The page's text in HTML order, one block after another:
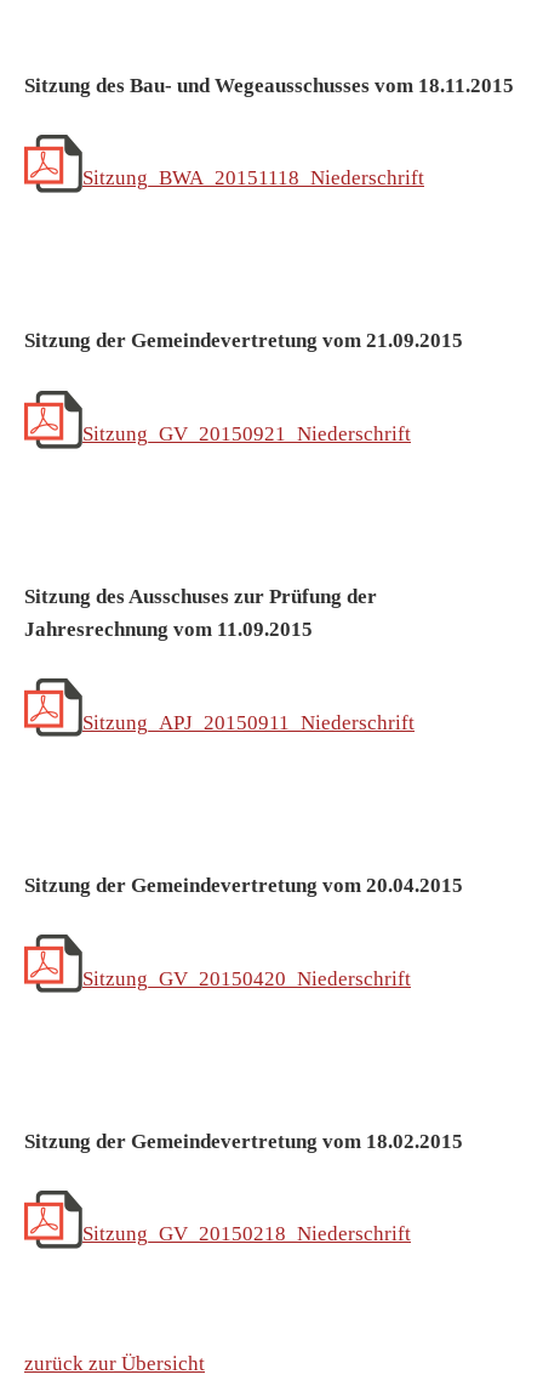
Sitzung des Bau- und Wegeausschusses vom 18.11.2015
Sitzung_BWA_20151118_Niederschrift
Sitzung der Gemeindevertretung vom 21.09.2015
Sitzung_GV_20150921_Niederschrift
Sitzung des Ausschuses zur Prüfung der
Jahresrechnung vom 11.09.2015
Sitzung_APJ_20150911_Niederschrift
Sitzung der Gemeindevertretung vom 20.04.2015
Sitzung_GV_20150420_Niederschrift
Sitzung der Gemeindevertretung vom 18.02.2015
Sitzung_GV_20150218_Niederschrift
zurück zur Übersicht